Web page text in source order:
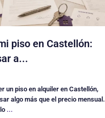
piso en Castellón:
a...
un piso en alquiler en Castellón,
algo más que el precio mensual.
...